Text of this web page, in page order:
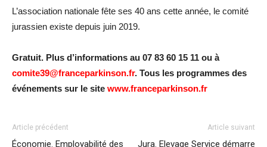
L’association nationale fête ses 40 ans cette année, le comité
jurassien existe depuis juin 2019.
Gratuit. Plus d’informations au 07 83 60 15 11 ou à
comite39@franceparkinson.fr. Tous les programmes des
événements sur le site www.franceparkinson.fr
Article précédent
Économie. Employabilité des
Article suivant
Jura. Elevage Service démarre